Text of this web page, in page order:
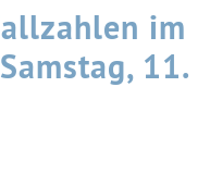
im
11.